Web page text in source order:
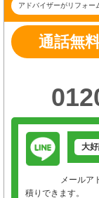
アドバイザーがリフォー
通話無
大
メールア
積りできます。